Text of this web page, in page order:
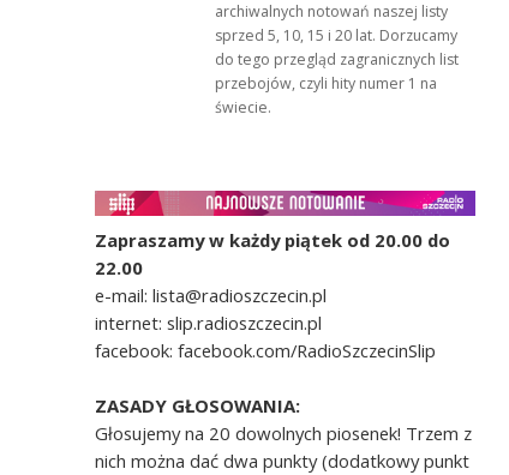
archiwalnych notowań naszej listy
sprzed 5, 10, 15 i 20 lat. Dorzucamy
do tego przegląd zagranicznych list
przebojów, czyli hity numer 1 na
świecie.
Zapraszamy w każdy piątek od 20.00 do
22.00
e-mail: lista@radioszczecin.pl
internet: slip.radioszczecin.pl
facebook: facebook.com/RadioSzczecinSlip
ZASADY GŁOSOWANIA:
Głosujemy na 20 dowolnych piosenek! Trzem z
nich można dać dwa punkty (dodatkowy punkt